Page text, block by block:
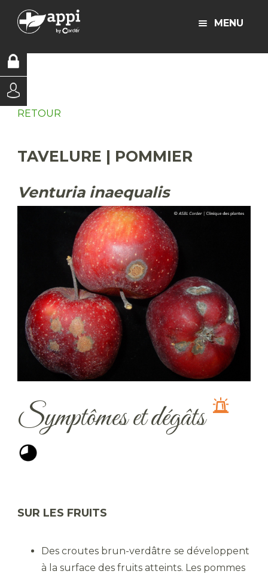
MENU
RETOUR
TAVELURE | POMMIER
Venturia inaequalis
Symptômes et dégâts
SUR LES FRUITS
Des croutes brun-verdâtre se développent
à la surface des fruits atteints. Les pommes